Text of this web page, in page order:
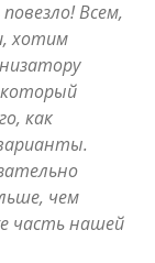
Всем,
хотим
который
как
чем
часть нашей